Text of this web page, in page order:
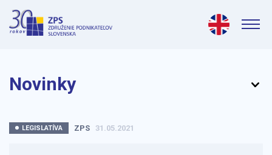
Novinky
LEGISLATÍVA ZPS 31.05.2021